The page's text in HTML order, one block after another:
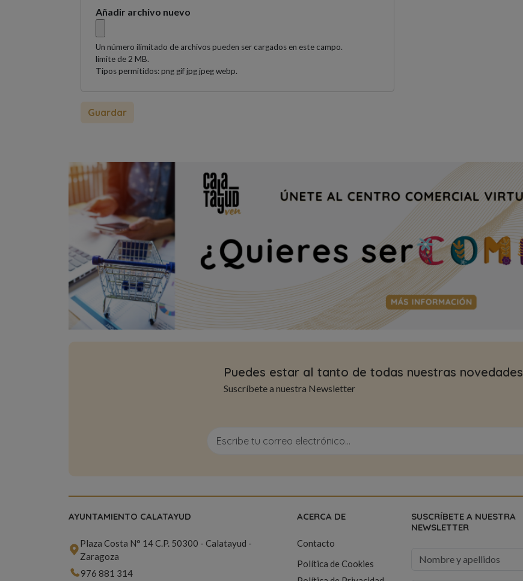
Añadir archivo nuevo
Un número ilimitado de archivos pueden ser cargados en este campo.
límite de 2 MB.
Tipos permitidos: png gif jpg jpeg webp.
Puedes estar al tanto de todas nuestras novedades
Suscríbete a nuestra Newsletter
AYUNTAMIENTO CALATAYUD
Plaza Costa N° 14 C.P. 50300 - Calatayud -
Zaragoza
976 881 314
ACERCA DE
Contacto
Política de Cookies
SUSCRÍBETE A NUESTRA
NEWSLETTER